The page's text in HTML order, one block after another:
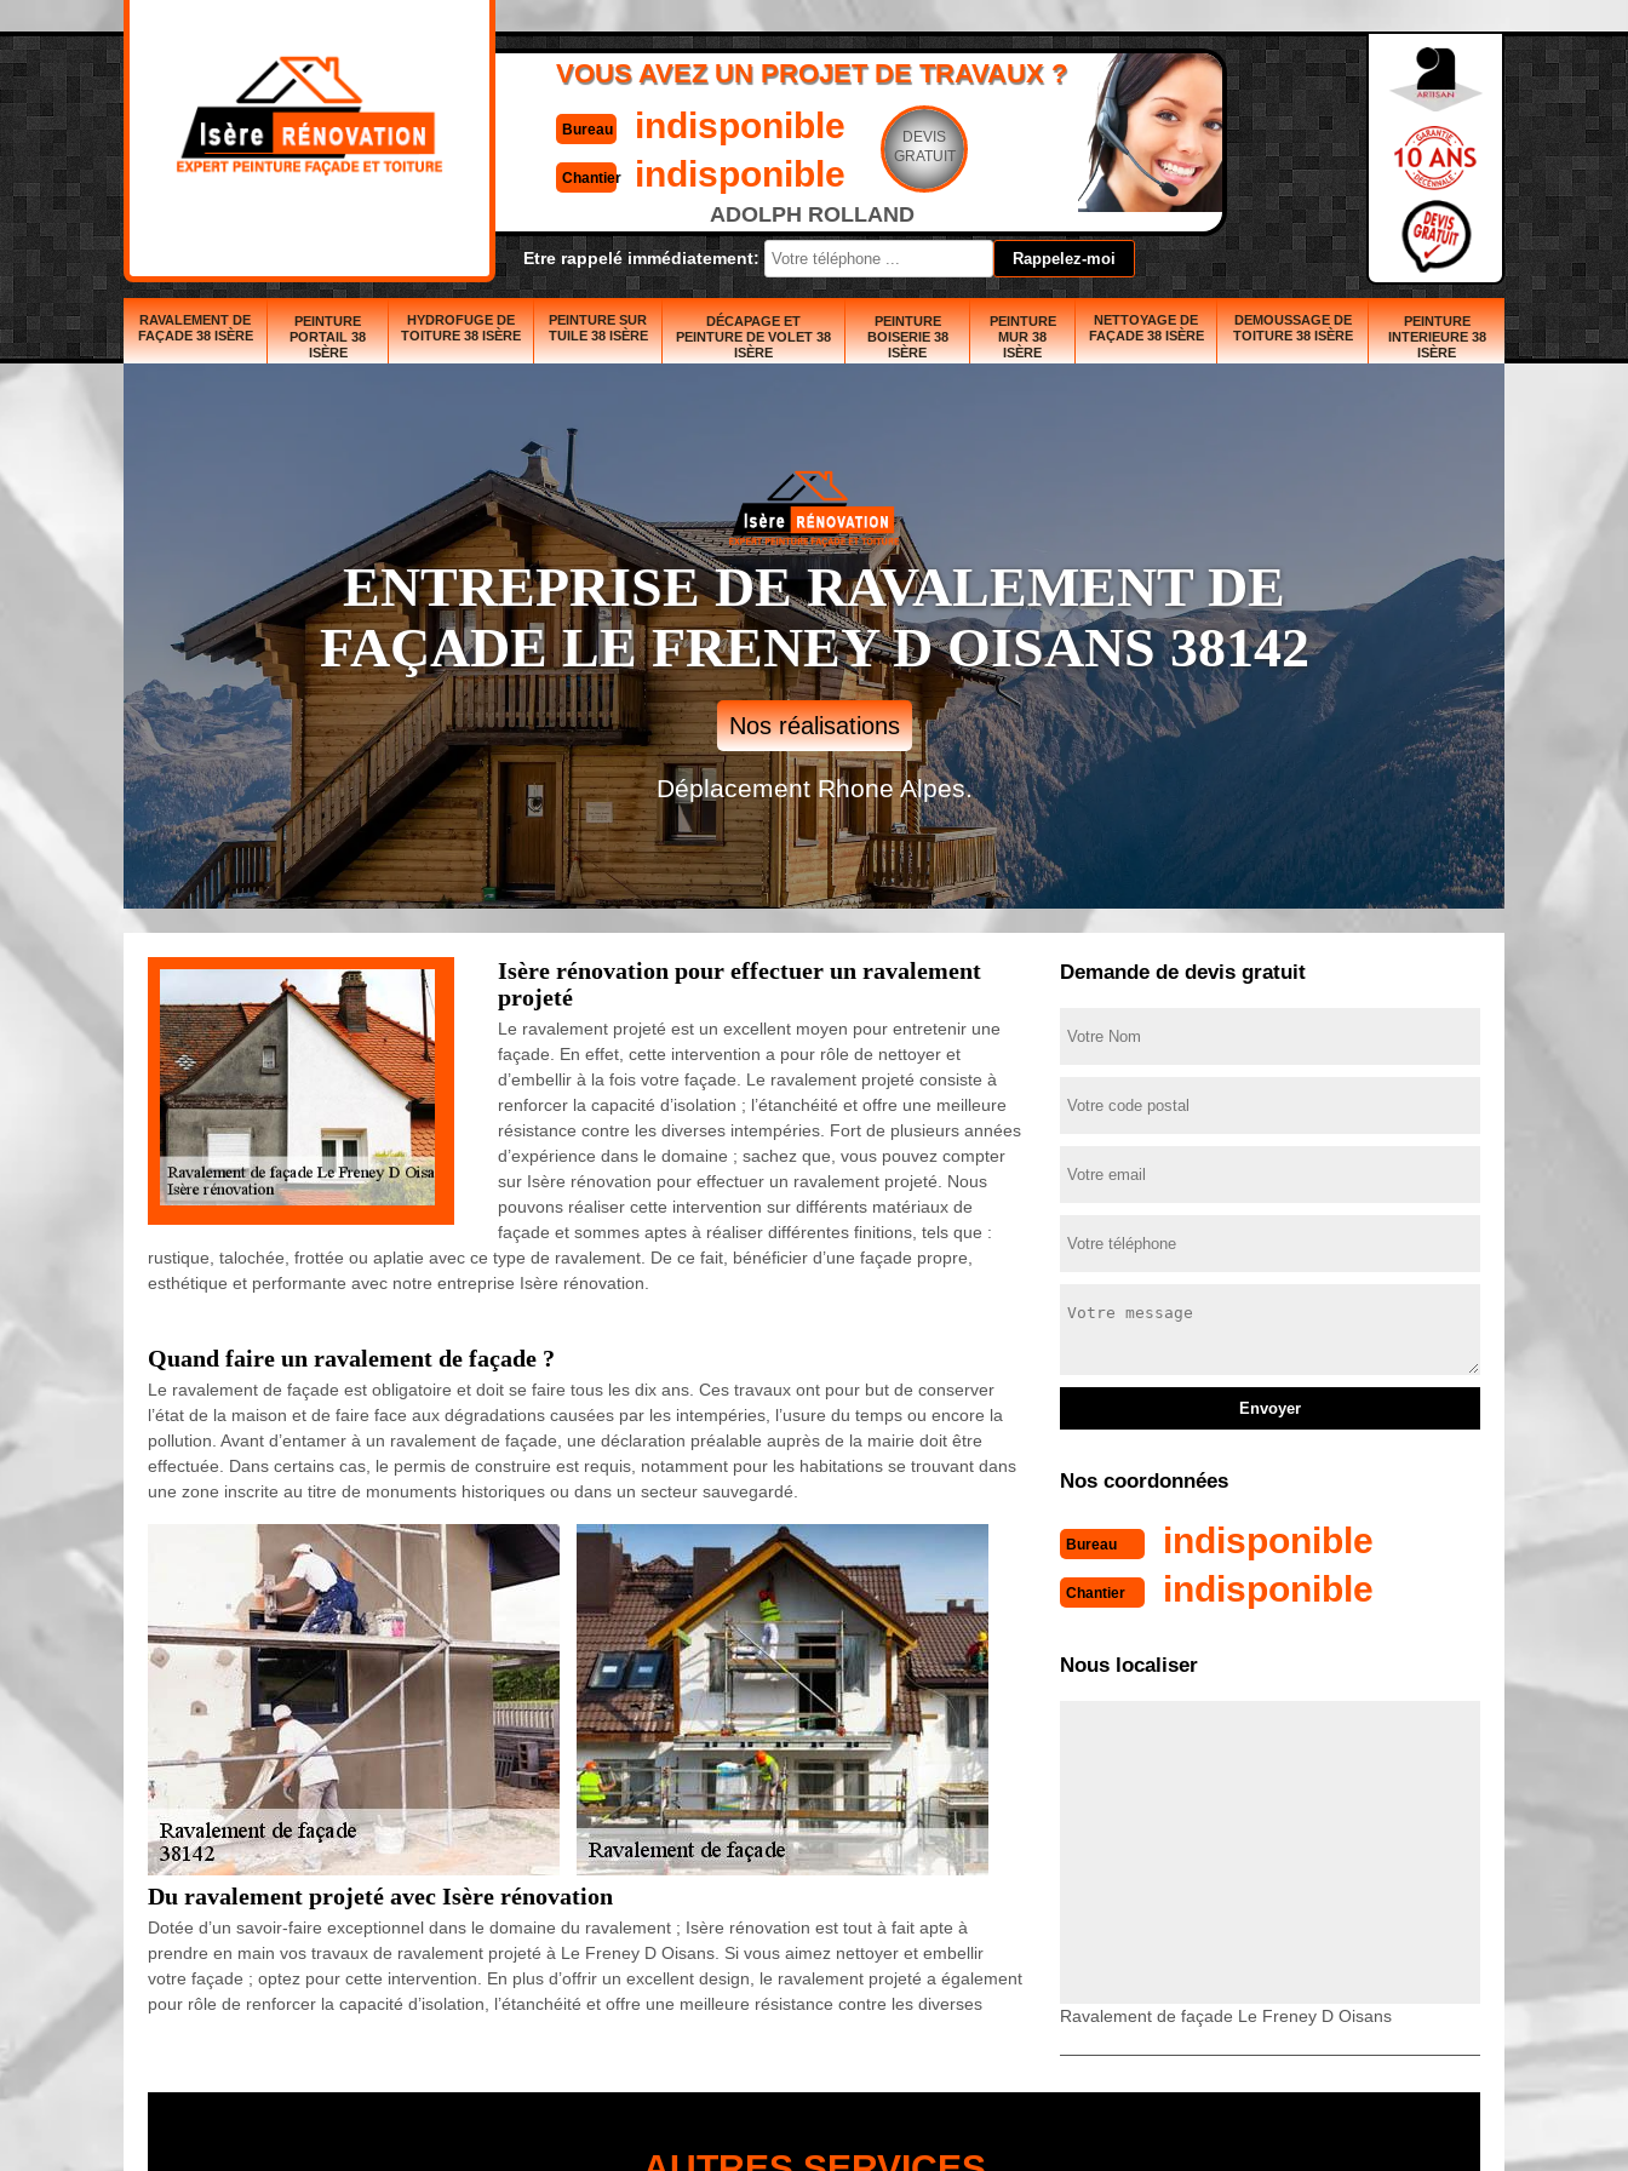
VOUS AVEZ UN PROJET DE TRAVAUX ?
Bureau indisponible
Chantier indisponible
DEVIS
GRATUIT
ADOLPH ROLLAND
Etre rappelé immédiatement:
RAVALEMENT DE
FAÇADE 38 ISÈRE
PEINTURE
PORTAIL 38
ISÈRE
HYDROFUGE DE
TOITURE 38 ISÈRE
PEINTURE SUR
TUILE 38 ISÈRE
DÉCAPAGE ET
PEINTURE DE VOLET 38
ISÈRE
PEINTURE
BOISERIE 38
ISÈRE
PEINTURE
MUR 38
ISÈRE
NETTOYAGE DE
FAÇADE 38 ISÈRE
DEMOUSSAGE DE
TOITURE 38 ISÈRE
PEINTURE
INTERIEURE 38
ISÈRE
ENTREPRISE DE RAVALEMENT DE
FAÇADE LE FRENEY D OISANS 38142
Nos réalisations
Déplacement Rhone Alpes.
Isère rénovation pour effectuer un ravalement
projeté
Le ravalement projeté est un excellent moyen pour entretenir une
façade. En effet, cette intervention a pour rôle de nettoyer et
d’embellir à la fois votre façade. Le ravalement projeté consiste à
renforcer la capacité d’isolation ; l’étanchéité et offre une meilleure
résistance contre les diverses intempéries. Fort de plusieurs années
d’expérience dans le domaine ; sachez que, vous pouvez compter
sur Isère rénovation pour effectuer un ravalement projeté. Nous
pouvons réaliser cette intervention sur différents matériaux de
façade et sommes aptes à réaliser différentes finitions, tels que :
rustique, talochée, frottée ou aplatie avec ce type de ravalement. De ce fait, bénéficier d’une façade propre,
esthétique et performante avec notre entreprise Isère rénovation.
Quand faire un ravalement de façade ?
Le ravalement de façade est obligatoire et doit se faire tous les dix ans. Ces travaux ont pour but de conserver
l’état de la maison et de faire face aux dégradations causées par les intempéries, l’usure du temps ou encore la
pollution. Avant d’entamer à un ravalement de façade, une déclaration préalable auprès de la mairie doit être
effectuée. Dans certains cas, le permis de construire est requis, notamment pour les habitations se trouvant dans
une zone inscrite au titre de monuments historiques ou dans un secteur sauvegardé.
Du ravalement projeté avec Isère rénovation
Dotée d’un savoir-faire exceptionnel dans le domaine du ravalement ; Isère rénovation est tout à fait apte à
prendre en main vos travaux de ravalement projeté à Le Freney D Oisans. Si vous aimez nettoyer et embellir
votre façade ; optez pour cette intervention. En plus d’offrir un excellent design, le ravalement projeté a également
pour rôle de renforcer la capacité d’isolation, l’étanchéité et offre une meilleure résistance contre les diverses
Intervention sérieuse de Isère rénovation comme Façadier à Le Freney D Oisans
effectuée. Cela peut comprendre le rebouchage des fissures, le remplacement des éléments endommagés, et la
Demande de devis gratuit
Nos coordonnées
Bureau indisponible
Chantier indisponible
Nous localiser
Ravalement de façade Le Freney D Oisans